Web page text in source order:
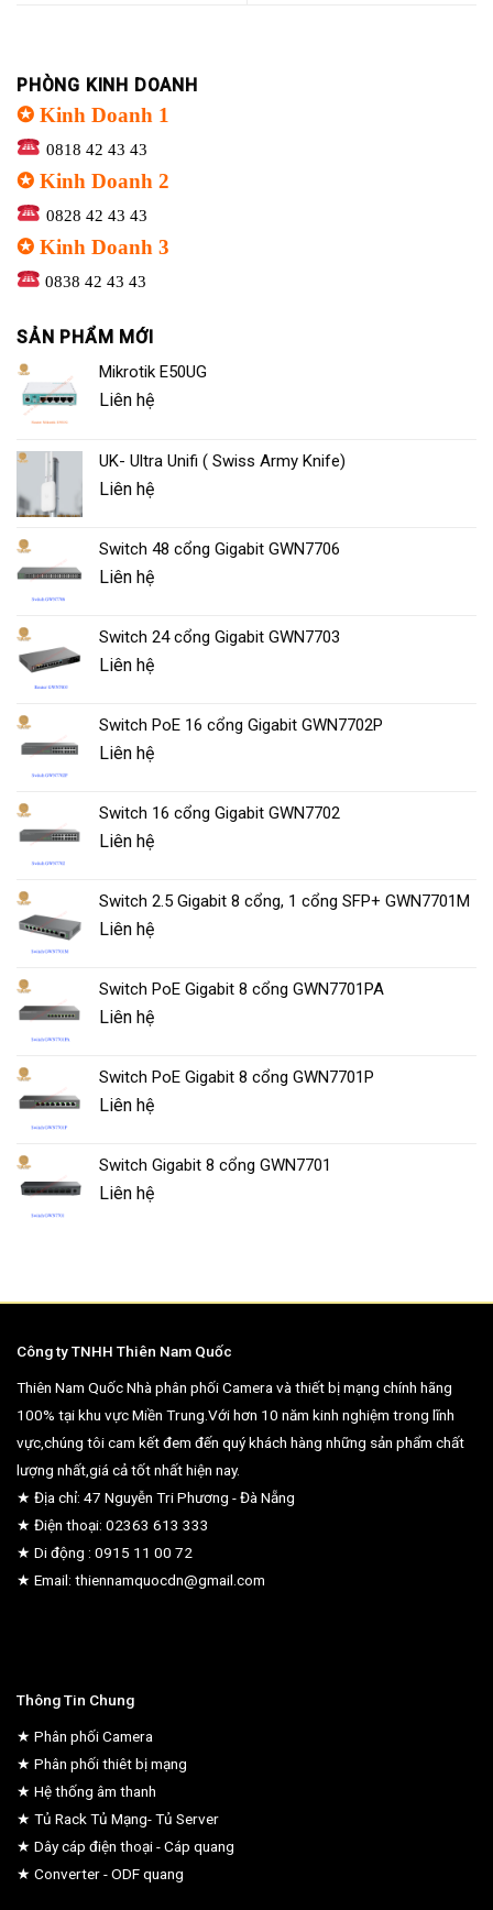
PHÒNG KINH DOANH
✪ Kinh Doanh 1
0818 42 43 43
✪ Kinh Doanh 2
0828 42 43 43
✪ Kinh Doanh 3
0838 42 43 43
SẢN PHẨM MỚI
Mikrotik E50UG
Liên hệ
UK- Ultra Unifi ( Swiss Army Knife)
Liên hệ
Switch 48 cổng Gigabit GWN7706
Liên hệ
Switch 24 cổng Gigabit GWN7703
Liên hệ
Switch PoE 16 cổng Gigabit GWN7702P
Liên hệ
Switch 16 cổng Gigabit GWN7702
Liên hệ
Switch 2.5 Gigabit 8 cổng, 1 cổng SFP+ GWN7701M
Liên hệ
Switch PoE Gigabit 8 cổng GWN7701PA
Liên hệ
Switch PoE Gigabit 8 cổng GWN7701P
Liên hệ
Switch Gigabit 8 cổng GWN7701
Liên hệ
Công ty TNHH Thiên Nam Quốc
Thiên Nam Quốc Nhà phân phối Camera và thiết bị mạng chính hãng
100% tại khu vực Miền Trung.Với hơn 10 năm kinh nghiệm trong lĩnh
vực,chúng tôi cam kết đem đến quý khách hàng những sản phẩm chất
lượng nhất,giá cả tốt nhất hiện nay.
★ Địa chỉ: 47 Nguyễn Tri Phương - Đà Nẵng
★ Điện thoại: 02363 613 333
★ Di động : 0915 11 00 72
★ Email: thiennamquocdn@gmail.com
Thông Tin Chung
★ Phân phối Camera
★ Phân phối thiêt bị mạng
★ Hệ thống âm thanh
★ Tủ Rack Tủ Mạng- Tủ Server
★ Dây cáp điện thoại - Cáp quang
★ Converter - ODF quang